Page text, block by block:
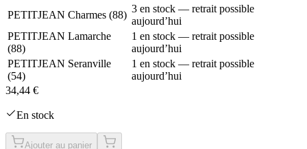
PETITJEAN Charmes (88)
3 en stock — retrait possible
aujourd’hui
PETITJEAN Lamarche
(88)
1 en stock — retrait possible
aujourd’hui
PETITJEAN Seranville
(54)
1 en stock — retrait possible
aujourd’hui
34,44 €
En stock
Ajouter au panier